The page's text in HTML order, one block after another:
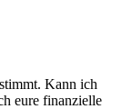
Kann ich
eure finanzielle